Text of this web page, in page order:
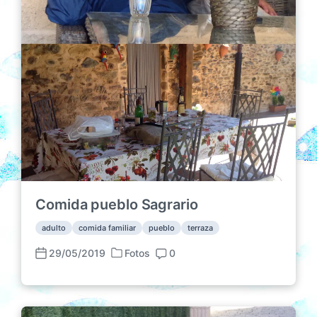
c
i
ó
n
s
Comida pueblo Sagrario
adulto comida familiar pueblo terraza
F
c
h
29/05/2019
P
b
l
Fotos
C
m
e
0